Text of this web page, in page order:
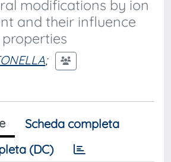
modifications by ion
and their influence
;
Scheda completa
(DC)